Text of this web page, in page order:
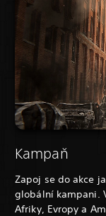
Kampaň
Zapoj se do akce
globální kampani.
Afriky, Evropy a